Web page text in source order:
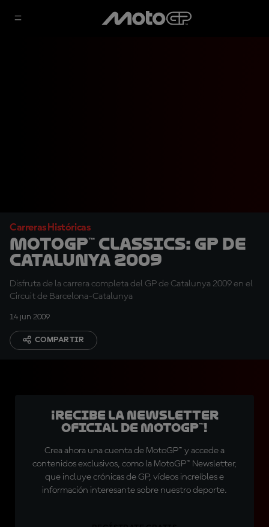
Carreras Históricas
MotoGP™ Classics: GP de
Catalunya 2009
Disfruta de la carrera completa del GP de Catalunya 2009 en el
Circuit de Barcelona-Catalunya
14 jun 2009
COMPARTIR
¡Recibe la Newsletter
oficial de MotoGP™!
Crea ahora una cuenta de MotoGP™ y accede a
contenidos exclusivos, como la MotoGP™ Newsletter,
que incluye crónicas de GP, vídeos increíbles e
información interesante sobre nuestro deporte.